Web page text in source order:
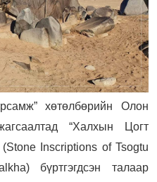
хөтөлбөрийн Олон
“Халхын Цогт
Inscriptions of Tsogtu
бүртгэгдсэн талаар